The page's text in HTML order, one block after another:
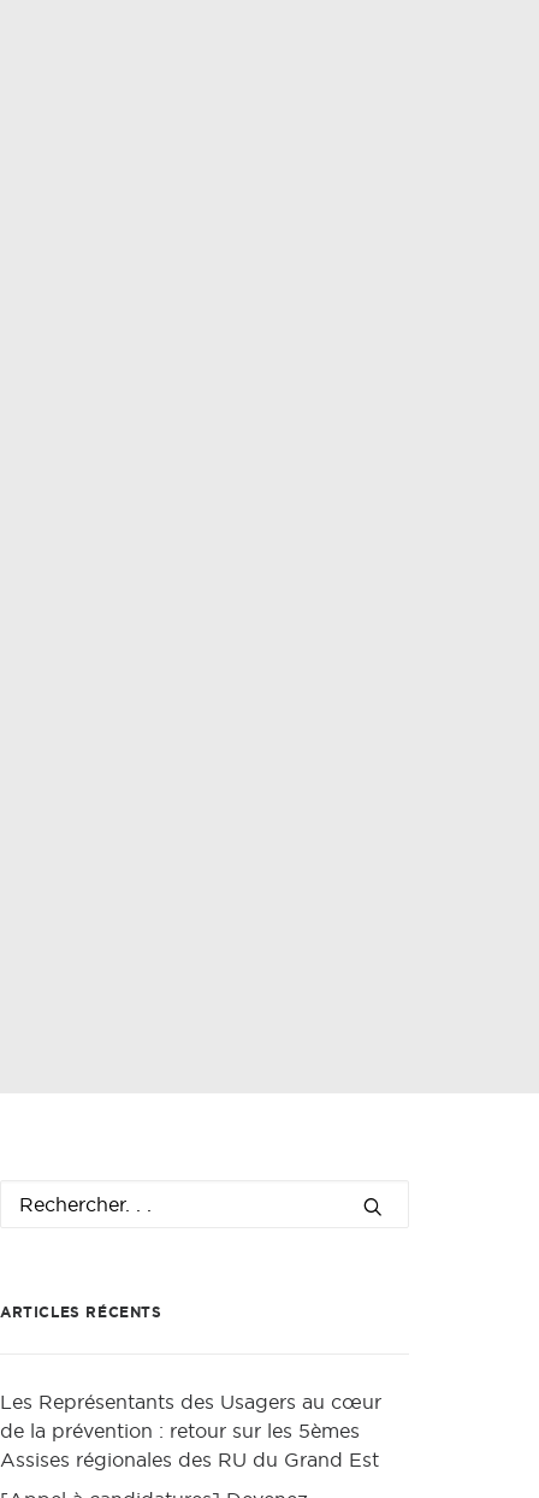
ARTICLES RÉCENTS
Les Représentants des Usagers au cœur
de la prévention : retour sur les 5èmes
Assises régionales des RU du Grand Est